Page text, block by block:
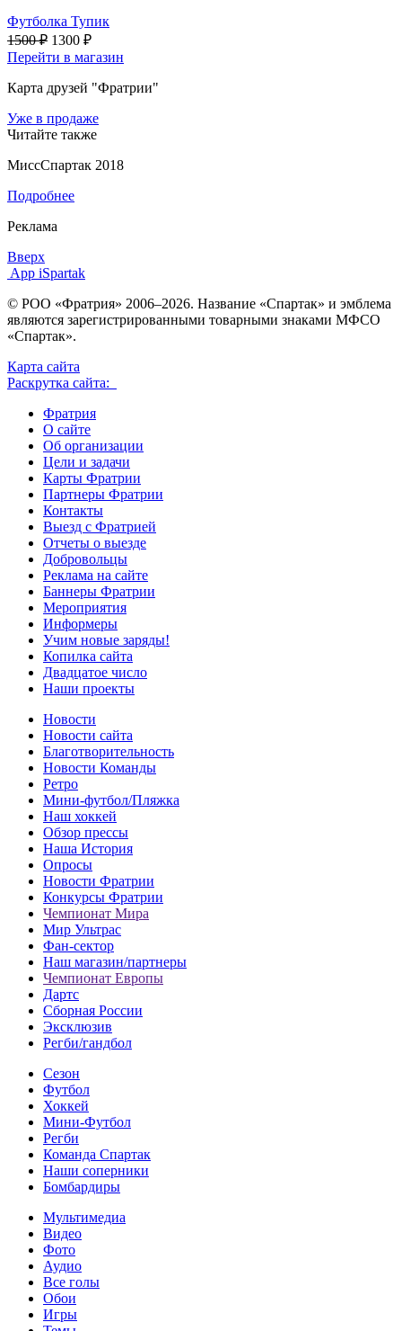
Футболка Тупик
1500 ₽ 1300 ₽
Перейти в магазин
Карта друзей "Фратрии"
Уже в продаже
Читайте также
МиссСпартак 2018
Подробнее
Реклама
Вверх
App iSpartak
© РОО «Фратрия» 2006–2026. Название «Спартак» и эмблема
являются зарегистрированными товарными знаками МФСО
«Спартак».
Карта сайта
Раскрутка сайта:
Фратрия
О сайте
Об организации
Цели и задачи
Карты Фратрии
Партнеры Фратрии
Контакты
Выезд с Фратрией
Отчеты о выезде
Добровольцы
Реклама на сайте
Баннеры Фратрии
Мероприятия
Информеры
Учим новые заряды!
Копилка сайта
Двадцатое число
Наши проекты
Новости
Новости сайта
Благотворительность
Новости Команды
Ретро
Мини-футбол/Пляжка
Наш хоккей
Обзор прессы
Наша История
Опросы
Новости Фратрии
Конкурсы Фратрии
Чемпионат Мира
Мир Ультрас
Фан-cектор
Наш магазин/партнеры
Чемпионат Европы
Дартс
Сборная России
Эксклюзив
Регби/гандбол
Сезон
Футбол
Хоккей
Мини-Футбол
Регби
Команда Спартак
Наши соперники
Бомбардиры
Мультимедиа
Видео
Фото
Аудио
Все голы
Обои
Игры